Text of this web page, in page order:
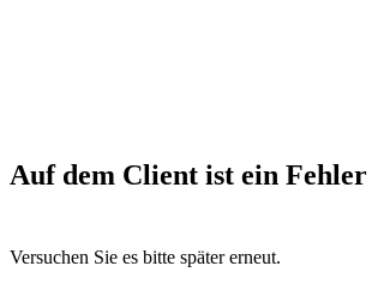
Auf dem Client ist ein
Versuchen Sie es bitte später erneut.